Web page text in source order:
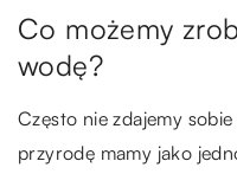
Co możemy
wodę?
Często nie zdajemy
przyrodę mamy jako